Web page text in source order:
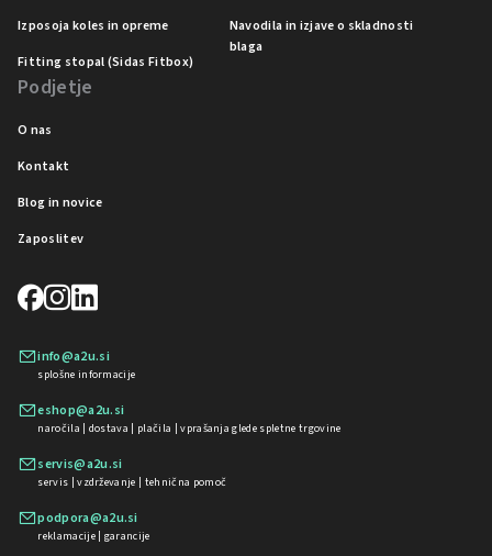
Izposoja koles in opreme
Fitting stopal (Sidas Fitbox)
Navodila in izjave o skladnosti
blaga
Podjetje
O nas
Kontakt
Blog in novice
Zaposlitev
info@a2u.si
splošne informacije
eshop@a2u.si
naročila | dostava | plačila | vprašanja glede spletne trgovine
servis@a2u.si
servis | vzdrževanje | tehnična pomoč
podpora@a2u.si
reklamacije | garancije